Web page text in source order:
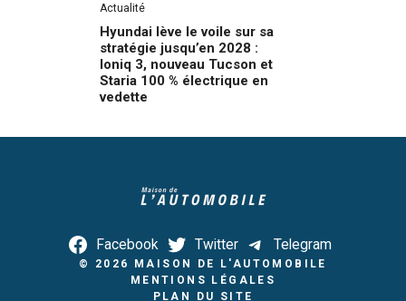
Actualité
Hyundai lève le voile sur sa
stratégie jusqu’en 2028 :
Ioniq 3, nouveau Tucson et
Staria 100 % électrique en
vedette
Facebook Twitter Telegram
© 2026 MAISON DE L'AUTOMOBILE
MENTIONS LÉGALES
PLAN DU SITE